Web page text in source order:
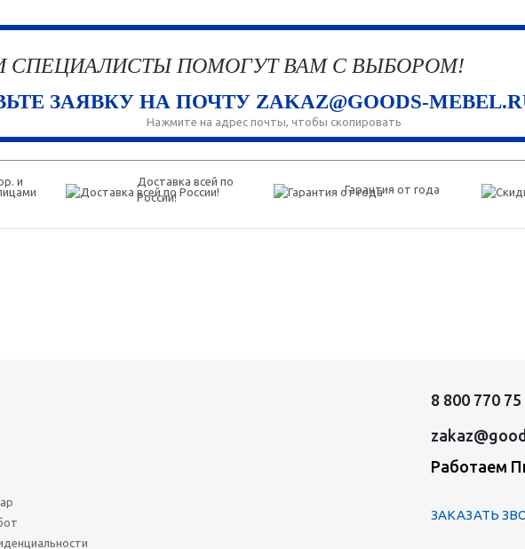
СПЕЦИАЛИСТЫ ПОМОГУТ ВАМ С ВЫБОРОМ!
ЗАЯВКУ НА ПОЧТУ ZAKAZ@GOODS-
Нажмите на адрес почты, чтобы скопировать
и
Доставка всей по
России!
Гарантия от года
8 800 770 75
Работаем
ЗАКАЗАТЬ